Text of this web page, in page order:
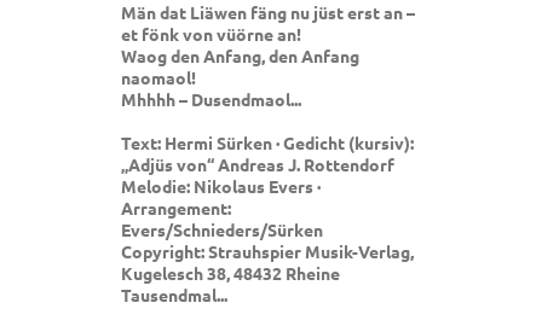
Män dat Liäwen fäng nu jüst erst an –
et fönk von vüörne an!
Waog den Anfang, den Anfang
naomaol!
Mhhhh – Dusendmaol...
Text: Hermi Sürken · Gedicht (kursiv):
„Adjüs von“ Andreas J. Rottendorf
Melodie: Nikolaus Evers ·
Arrangement:
Evers/Schnieders/Sürken
Copyright: Strauhspier Musik-Verlag,
Kugelesch 38, 48432 Rheine
Tausendmal...